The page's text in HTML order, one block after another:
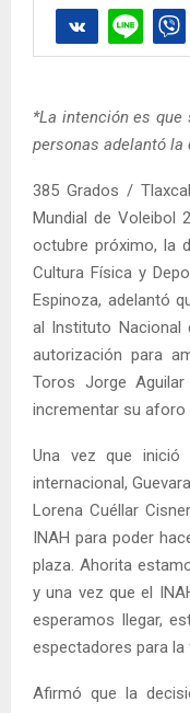
*La intención es
personas adelantó la
385 Grados /
Mundial de Voleibol
octubre próximo, la
Cultura Física y
Espinoza, adelantó
al Instituto Nacional
autorización para
Toros Jorge
incrementar su aforo
Una vez que
internacional,
Lorena Cuéllar
INAH para poder
plaza. Ahorita
y una vez que el
esperamos llegar,
espectadores para la
Afirmó que la